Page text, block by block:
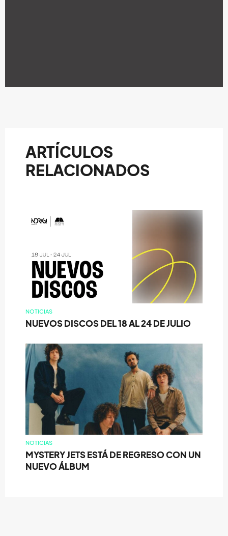
ARTÍCULOS
RELACIONADOS
NOTICIAS
NUEVOS DISCOS DEL 18 AL 24 DE JULIO
NOTICIAS
MYSTERY JETS ESTÁ DE REGRESO CON UN
NUEVO ÁLBUM